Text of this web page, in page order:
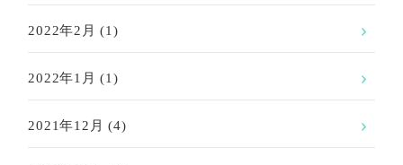
2022年2月 (1)
2022年1月 (1)
2021年12月 (4)